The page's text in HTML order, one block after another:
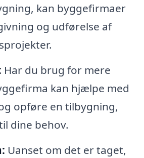
kan byggefirmaer
og udførelse af
Har du brug for mere
kan hjælpe med
opføre en tilbygning,
dine behov.
Uanset om det er taget,